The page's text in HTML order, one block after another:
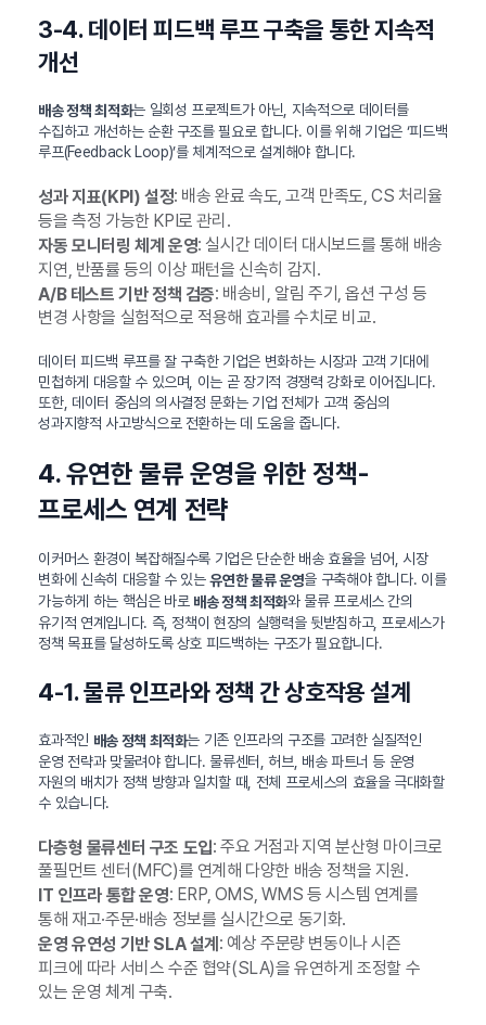
3-4. 데이터 피드백 루프 구축을 통한 지속적
개선
배송 정책 최적화는 일회성 프로젝트가 아닌, 지속적으로 데이터를
수집하고 개선하는 순환 구조를 필요로 합니다. 이를 위해 기업은 ‘피드백
루프(Feedback Loop)’를 체계적으로 설계해야 합니다.
성과 지표(KPI) 설정: 배송 완료 속도, 고객 만족도, CS 처리율
등을 측정 가능한 KPI로 관리.
자동 모니터링 체계 운영: 실시간 데이터 대시보드를 통해 배송
지연, 반품률 등의 이상 패턴을 신속히 감지.
A/B 테스트 기반 정책 검증: 배송비, 알림 주기, 옵션 구성 등
변경 사항을 실험적으로 적용해 효과를 수치로 비교.
데이터 피드백 루프를 잘 구축한 기업은 변화하는 시장과 고객 기대에
민첩하게 대응할 수 있으며, 이는 곧 장기적 경쟁력 강화로 이어집니다.
또한, 데이터 중심의 의사결정 문화는 기업 전체가 고객 중심의
성과지향적 사고방식으로 전환하는 데 도움을 줍니다.
4. 유연한 물류 운영을 위한 정책-
프로세스 연계 전략
이커머스 환경이 복잡해질수록 기업은 단순한 배송 효율을 넘어, 시장
변화에 신속히 대응할 수 있는유연한 물류 운영을 구축해야 합니다. 이를
가능하게 하는 핵심은 바로 배송 정책 최적화와 물류 프로세스 간의
유기적 연계입니다. 즉, 정책이 현장의 실행력을 뒷받침하고, 프로세스가
정책 목표를 달성하도록 상호 피드백하는 구조가 필요합니다.
4-1. 물류 인프라와 정책 간 상호작용 설계
효과적인 배송 정책 최적화는 기존 인프라의 구조를 고려한 실질적인
운영 전략과 맞물려야 합니다. 물류센터, 허브, 배송 파트너 등 운영
자원의 배치가 정책 방향과 일치할 때, 전체 프로세스의 효율을 극대화할
수 있습니다.
다층형 물류센터 구조 도입: 주요 거점과 지역 분산형 마이크로
풀필먼트 센터(MFC)를 연계해 다양한 배송 정책을 지원.
IT 인프라 통합 운영: ERP, OMS, WMS 등 시스템 연계를
통해 재고·주문·배송 정보를 실시간으로 동기화.
운영 유연성 기반 SLA 설계 : 예상 주문량 변동이나 시즌
피크에 따라 서비스 수준 협약(SLA)을 유연하게 조정할 수
있는 운영 체계 구축.